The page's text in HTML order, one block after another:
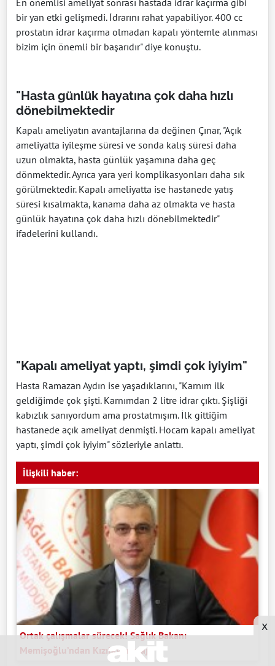
bir yan etki gelişmedi. İdrarını rahat yapabiliyor. 400 cc
prostatın idrar kaçırma olmadan kapalı yöntemle alınması
bizim için önemli bir başarıdır" diye konuştu.
"Hasta günlük hayatına çok daha hızlı
dönebilmektedir
Kapalı ameliyatın avantajlarına da değinen Çınar, "Açık
ameliyatta iyileşme süresi ve sonda kalış süresi daha
uzun olmakta, hasta günlük yaşamına daha geç
dönmektedir. Ayrıca yara yeri komplikasyonları daha sık
görülmektedir. Kapalı ameliyatta ise hastanede yatış
süresi kısalmakta, kanama daha az olmakta ve hasta
günlük hayatına çok daha hızlı dönebilmektedir"
ifadelerini kullandı.
"Kapalı ameliyat yaptı, şimdi çok iyiyim"
Hasta Ramazan Aydın ise yaşadıklarını, "Karnım ilk
geldiğimde çok şişti. Karnımdan 2 litre idrar çıktı. Şişliği
kabızlık sanıyordum ama prostatmışım. İlk gittiğim
hastanede açık ameliyat denmişti. Hocam kapalı ameliyat
yaptı, şimdi çok iyiyim" sözleriyle anlattı.
İlişkili haber:
Ortak çalışmalar sürecek! Sağlık Bakanı
Memişoğlu’ndan Kızılay mesajı
x